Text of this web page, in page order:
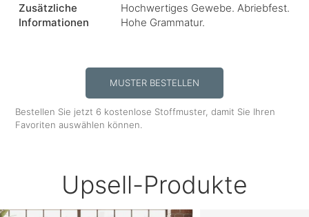
Zusätzliche
Informationen
Hochwertiges Gewebe. Abriebfest.
Hohe Grammatur.
MUSTER BESTELLEN
Bestellen Sie jetzt 6 kostenlose Stoffmuster, damit Sie Ihren
Favoriten auswählen können.
Upsell-Produkte